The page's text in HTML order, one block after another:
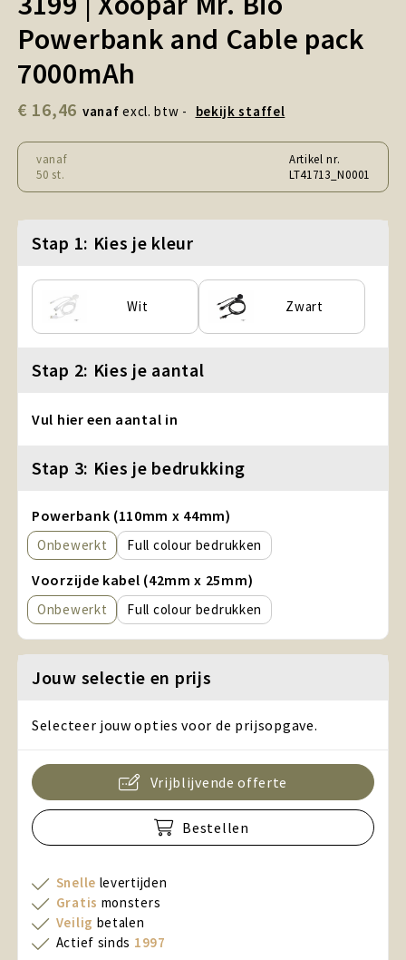
Snoepgoed en Koek
Sport, Spel en Speelgoed
Technologie
Tassen
Textiel, Kleding en Caps
Wijngeschenken
Powerbank and Cable pack
7000mAh
€ 16,46 vanaf excl. btw - bekijk staffel
vanaf
50 st.
Artikel nr.
LT41713_N0001
Stap 1: Kies je kleur
Wit Zwart
Stap 2: Kies je aantal
Vul hier een aantal in
Stap 3: Kies je bedrukking
Powerbank (110mm x 44mm)
Onbewerkt Full colour
Voorzijde kabel (42mm x 25mm)
Onbewerkt Full colour
Jouw selectie en prijs
Selecteer jouw opties voor de prijsopgave.
Vrijblijvende offerte
Bestellen
Snelle levertijden
Gratis monsters
Veilig betalen
Actief sinds 1997